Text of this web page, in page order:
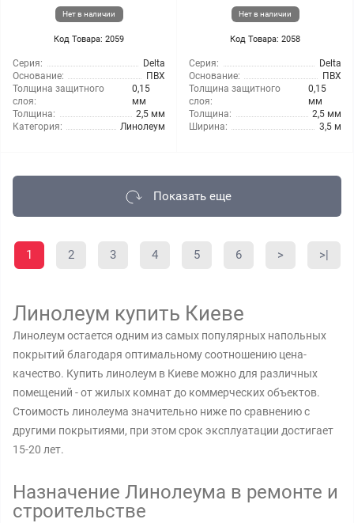
Нет в наличии
Код Товара: 2059
Серия:
Delta
Основание:
ПВХ
Толщина защитного
слоя:
0,15
мм
Толщина:
2,5 мм
Категория:
Линолеум
Нет в наличии
Код Товара: 2058
Серия:
Delta
Основание:
ПВХ
Толщина защитного
слоя:
0,15
мм
Толщина:
2,5 мм
Ширина:
3,5 м
Показать еще
1 2 3 4 5 6 > >|
Линолеум купить Киеве
Линолеум остается одним из самых популярных напольных
покрытий благодаря оптимальному соотношению цена-
качество. Купить линолеум в Киеве можно для различных
помещений - от жилых комнат до коммерческих объектов.
Стоимость линолеума значительно ниже по сравнению с
другими покрытиями, при этом срок эксплуатации достигает
15-20 лет.
Назначение Линолеума в ремонте и
строительстве